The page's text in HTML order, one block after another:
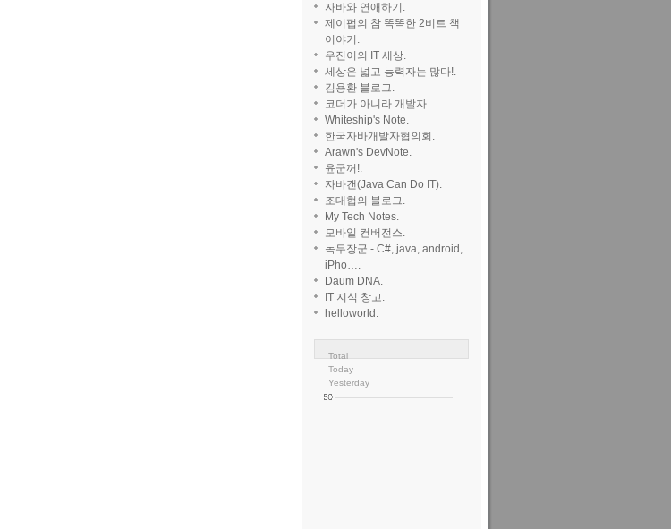
자바와 연애하기.
제이펍의 참 똑똑한 2비트 책
이야기.
우진이의 IT 세상.
세상은 넓고 능력자는 많다!.
김용환 블로그.
코더가 아니라 개발자.
Whiteship's Note.
한국자바개발자협의회.
Arawn's DevNote.
윤군꺼!.
자바캔(Java Can Do IT).
조대협의 블로그.
My Tech Notes.
모바일 컨버전스.
녹두장군 - C#, java, android,
iPho….
Daum DNA.
IT 지식 창고.
helloworld.
Total
Today
Yesterday